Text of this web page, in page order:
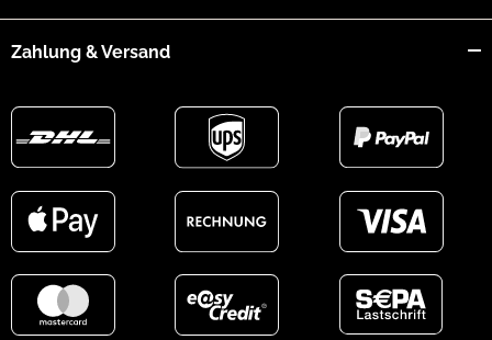
Zahlung & Versand